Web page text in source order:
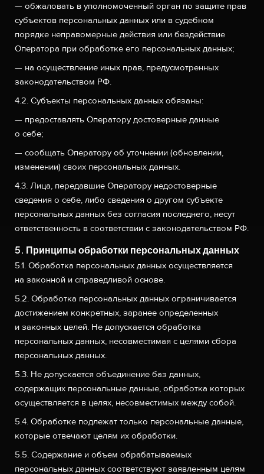
— обжаловать в уполномоченный орган по защите прав
субъектов персональных данных или в судебном
порядке неправомерные действия или бездействие
Оператора при обработке его персональных данных;
— на осуществление иных прав, предусмотренных
законодательством РФ.
4.2. Субъекты персональных данных обязаны:
— предоставлять Оператору достоверные данные
о себе;
— сообщать Оператору об уточнении (обновлении,
изменении) своих персональных данных.
4.3. Лица, передавшие Оператору недостоверные
сведения о себе, либо сведения о другом субъекте
персональных данных без согласия последнего, несут
ответственность в соответствии с законодательством РФ.
5. Принципы обработки персональных данных
5.1. Обработка персональных данных осуществляется
на законной и справедливой основе.
5.2. Обработка персональных данных ограничивается
достижением конкретных, заранее определенных
и законных целей. Не допускается обработка
персональных данных, несовместимая с целями сбора
персональных данных.
5.3. Не допускается объединение баз данных,
содержащих персональные данные, обработка которых
осуществляется в целях, несовместимых между собой.
5.4. Обработке подлежат только персональные данные,
которые отвечают целям их обработки.
5.5. Содержание и объем обрабатываемых
персональных данных соответствуют заявленным целям